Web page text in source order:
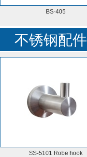
BS-405
不锈钢配件
SS-5101 Robe hook